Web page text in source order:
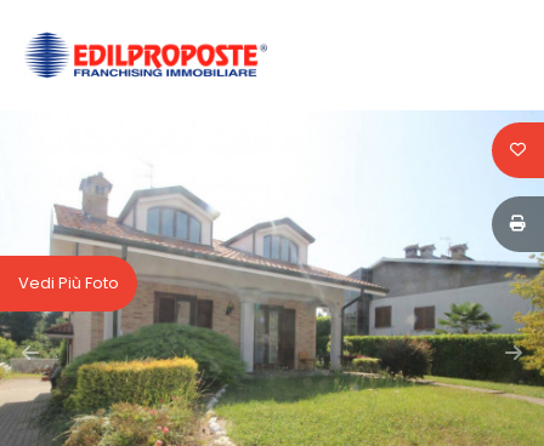
Vedi Più Foto
HOME
SIAMO
AFFILIATI
VENDITA
AFFITTO
Codice
Contratto
Qualsiasi
Vendita
Affitto